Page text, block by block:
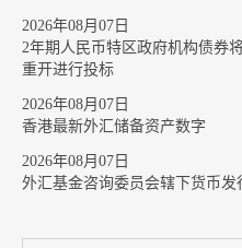
2026年08月07日
2年期人民币特区政府机构债券
重开进行投标
2026年08月07日
香港最新外汇储备资产数字
2026年08月07日
外汇基金咨询委员会辖下货币发